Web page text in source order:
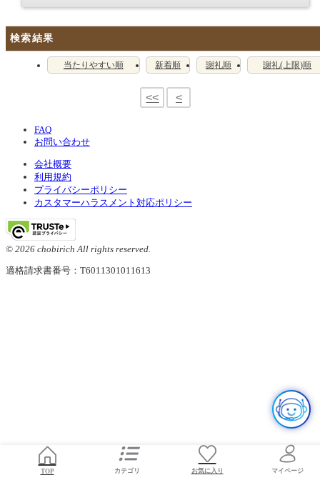
検索結果
当たりやすい順 新着順 謝礼順 謝礼(上限)順
<< <
FAQ
お問い合わせ
会社概要
利用規約
プライバシーポリシー
カスタマーハラスメント対応ポリシー
© 2026 chobirich All rights reserved.
適格請求書番号：T6011301011613
TOP お気に入り